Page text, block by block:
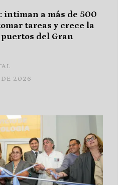
intiman a más de 500
tareas y crece la
del Gran
DE 2026